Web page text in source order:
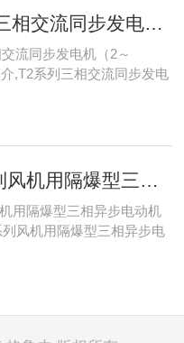
T2系列三相交流同步发电机概述2～250kW
流同步发电机（2～
,T2系列三相交流同步发电
YBF系列风机用隔爆型三相异步电动机特点
用隔爆型三相异步电动机
风机用隔爆型三相异步电